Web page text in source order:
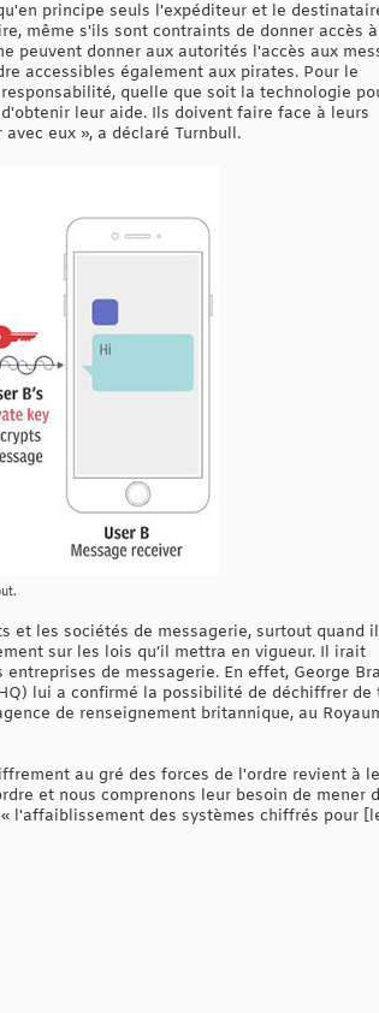
principe seuls l'expéditeur et le
même s'ils sont contraints de donner accès
peuvent donner aux autorités l'accès aux
accessibles également aux pirates. Pour le
quelle que soit la technologie
leur aide. Ils doivent faire face à leurs
eux », a déclaré Turnbull.
et les sociétés de messagerie, surtout quand il
sur les lois qu’il mettra en vigueur. Il irait
de messagerie. En effet, George
lui a confirmé la possibilité de déchiffrer de
de renseignement britannique, au
au gré des forces de l'ordre revient à
et nous comprenons leur besoin de mener
l'affaiblissement des systèmes chiffrés pour